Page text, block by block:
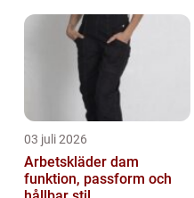
03 juli 2026
Arbetskläder dam
funktion, passform och